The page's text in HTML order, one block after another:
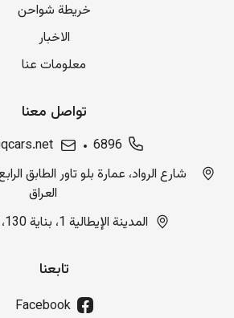
خريطة شواحن
الاخبار
معلومات عنا
تواصل معنا
6896
العراق
المدينة الإيطالية 1، بناية 130، أربيل، العراق
تابعنا
Facebook